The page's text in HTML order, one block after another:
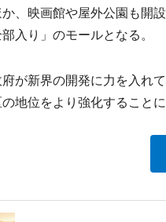
、映画館や屋外公園も開
入り」のモールとなる。
が新界の開発に力を入れ
地位をより強化すること